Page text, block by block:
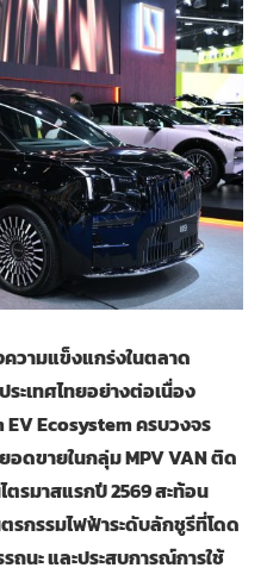
ความแข็งแกร่งในตลาด
ะเทศไทยอย่างต่อเนื่อง
Ecosystem ครบวงจร
อดขายในกลุ่ม MPV VAN ติด
ตรมาสแรกปี 2569 สะท้อน
กรรมไฟฟ้าระดับลักชูรีที่โดด
ถนะ และประสบการณ์การใช้